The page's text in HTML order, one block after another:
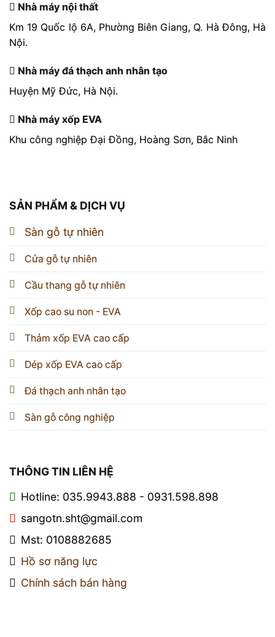
Nhà máy nội thất
Km 19 Quốc lộ 6A, Phường Biên Giang, Q. Hà Đông, Hà
Nội.
Nhà máy đá thạch anh nhân tạo
Huyện Mỹ Đức, Hà Nội.
Nhà máy xốp EVA
Khu công nghiệp Đại Đồng, Hoàng Sơn, Bắc Ninh
SẢN PHẨM & DỊCH VỤ
Sàn gỗ tự nhiên
Cửa gỗ tự nhiên
Cầu thang gỗ tự nhiên
Xốp cao su non - EVA
Thảm xốp EVA cao cấp
Dép xốp EVA cao cấp
Đá thạch anh nhân tạo
Sàn gỗ công nghiệp
THÔNG TIN LIÊN HỆ
Hotline: 035.9943.888 - 0931.598.898
sangotn.sht@gmail.com
Mst: 0108882685
Hồ sơ năng lực
Chính sách bán hàng